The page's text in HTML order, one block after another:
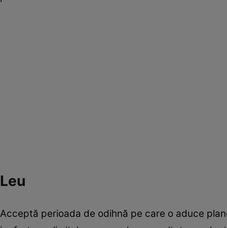
Leu
Acceptă perioada de odihnă pe care o aduce